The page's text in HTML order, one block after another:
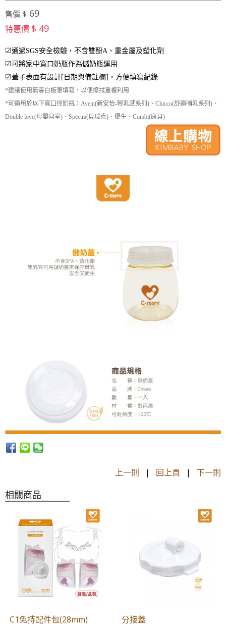
售價 $ 69
特惠價 $ 49
☑通過SGS安全檢驗，不含雙酚A、重金屬及塑化劑
☑可將家中寬口奶瓶作為儲奶瓶運用
☑蓋子表面有設計[日期與備註欄]，方便填寫紀錄
*建議使用無毒白板筆填寫，以便擦拭重複利用
*可適用於以下寬口徑奶瓶：Avent(新安怡-輕乳感系列)、Chicco(舒適哺乳系列)、
Double love(母嬰同室)、Spectra(貝瑞克)、優生、Combi(康貝)
上一則 | 回上頁 | 下一則
相關商品
C1免持配件包(28mm) 分接蓋